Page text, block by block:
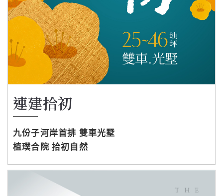
連建拾初
九份子河岸首排 雙車光墅
植璞合院 拾初自然